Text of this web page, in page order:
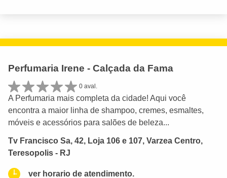
Perfumaria Irene - Calçada da Fama
0 aval.
A Perfumaria mais completa da cidade! Aqui você
encontra a maior linha de shampoo, cremes, esmaltes,
móveis e acessórios para salões de beleza...
Tv Francisco Sa, 42, Loja 106 e 107, Varzea Centro,
Teresopolis - RJ
ver horario de atendimento.